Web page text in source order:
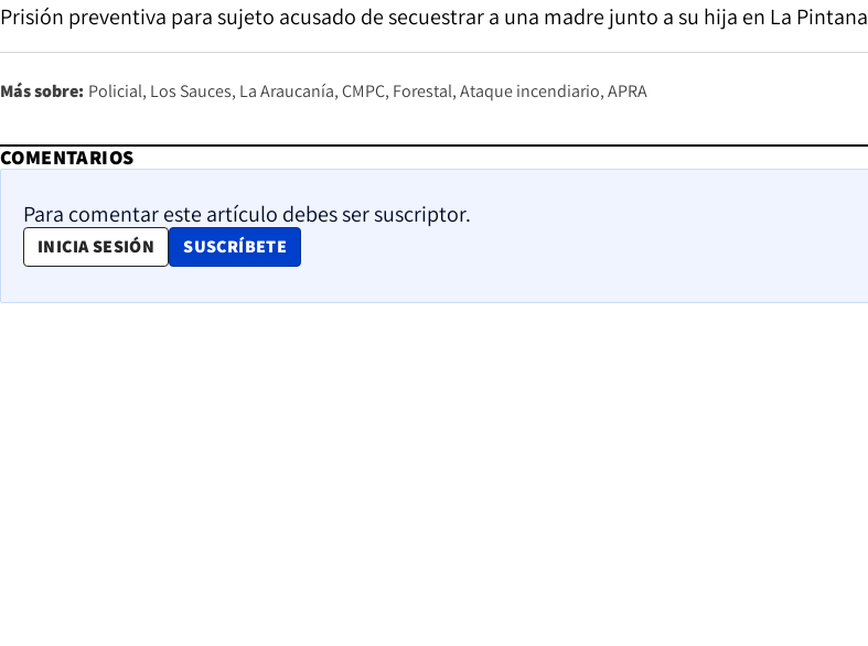
Prisión preventiva para sujeto acusado de secuestrar a una madre junto a su hija en La Pintana
Más sobre: Policial Los Sauces La Araucanía CMPC Forestal Ataque incendiario APRA
COMENTARIOS
Para comentar este artículo debes ser suscriptor.
INICIA SESIÓN SUSCRÍBETE
OPENS IN NEW WINDOW